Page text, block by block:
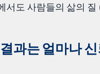
서도 사람들의 삶의
과는 얼마나